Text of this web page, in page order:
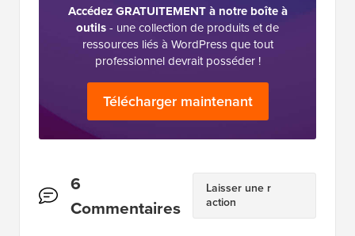
Accédez GRATUITEMENT à notre boîte à
outils- une collection de produits et de
ressources liés à WordPress que tout
professionnel devrait posséder !
Télécharger maintenant
Interactions
des
6
Commentaires
Laisser une r
action